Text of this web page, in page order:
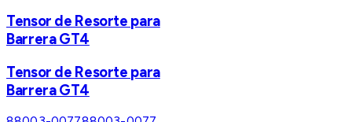
Tensor de Resorte para
Barrera GT4
Tensor de Resorte para
Barrera GT4